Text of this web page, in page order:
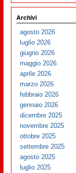
Archivi
agosto 2026
luglio 2026
giugno 2026
maggio 2026
aprile 2026
marzo 2026
febbraio 2026
gennaio 2026
dicembre 2025
novembre 2025
ottobre 2025
settembre 2025
agosto 2025
luglio 2025